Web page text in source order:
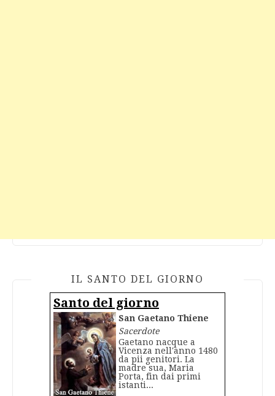
IL SANTO DEL GIORNO
Santo del giorno
San Gaetano Thiene
Sacerdote
Gaetano nacque a
Vicenza nell'anno 1480
da pii genitori. La
madre sua, Maria
Porta, fin dai primi
istanti...